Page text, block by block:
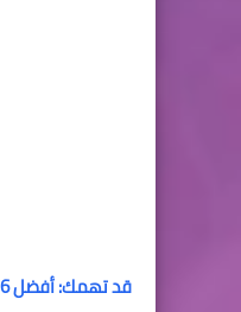
قد تهمك: أفضل 6 منصات تعليمية في مجال العملات الرقمية بالعربية.